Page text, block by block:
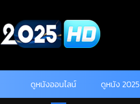
content
ดูหนังออนไลน์ ดูหนัง 2025